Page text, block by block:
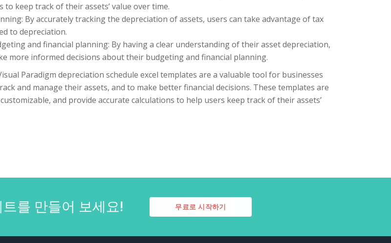
to keep track of their assets’ value over time.
By accurately tracking the depreciation of assets, users can take advantage of tax
to depreciation.
and financial planning: By having a clear understanding of their asset depreciation,
more informed decisions about their budgeting and financial planning.
Paradigm depreciation schedule excel templates are a valuable tool for businesses
and manage their assets, and to make better financial decisions. These templates are
and provide accurate calculations to help users keep track of their assets’
를 만들어 보세요! 무료로 시작하기